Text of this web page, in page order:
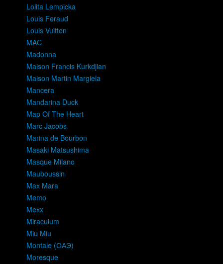
Lolita Lempicka
Louis Feraud
Louis Vuitton
MAC
Madonna
Maison Francis Kurkdjian
Maison Martin Margiela
Mancera
Mandarina Duck
Map Of The Heart
Marc Jacobs
Marina de Bourbon
Masaki Matsushima
Masque Milano
Mauboussin
Max Mara
Memo
Mexx
Miraculum
Miu Miu
Montale (ОАЭ)
Moresque